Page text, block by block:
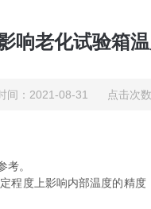
响老化试验箱
间：2021-08-31 点击次数
考。
度上影响内部温度的精